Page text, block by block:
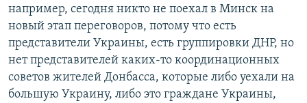
например, сегодня никто не поехал в Минск на
новый этап переговоров, потому что есть
представители Украины, есть группировки ДНР, но
нет представителей каких-то координационных
советов жителей Донбасса, которые либо уехали на
большую Украину, либо это граждане Украины,